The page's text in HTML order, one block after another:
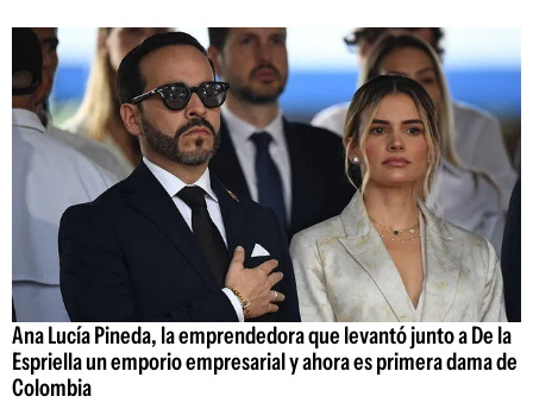
Ana Lucía Pineda, la emprendedora que levantó junto a De la
Espriella un emporio empresarial y ahora es primera dama de
Colombia